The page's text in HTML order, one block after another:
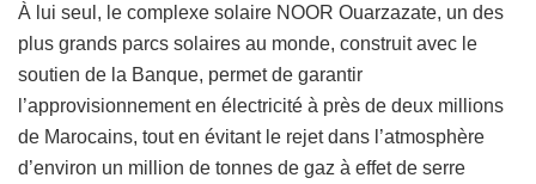
À lui seul, le complexe solaire NOOR Ouarzazate, un des
plus grands parcs solaires au monde, construit avec le
soutien de la Banque, permet de garantir
l’approvisionnement en électricité à près de deux millions
de Marocains, tout en évitant le rejet dans l’atmosphère
d’environ un million de tonnes de gaz à effet de serre